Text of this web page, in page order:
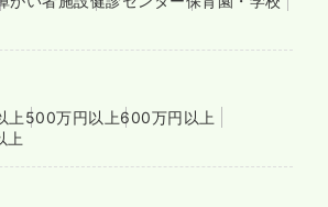
上 500万円以上600万円以上
上